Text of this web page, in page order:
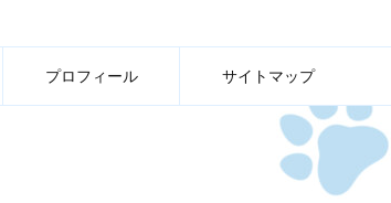
プロフィール サイトマップ